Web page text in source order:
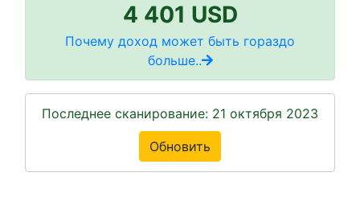
4 401 USD
Почему доход может быть гораздо
больше..
Последнее сканирование: 21 октября 2023
Обновить